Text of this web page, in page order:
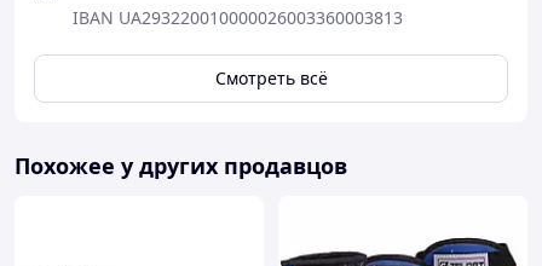
IBAN UA293220010000026003360003813
Смотреть всё
Похожее у других продавцов